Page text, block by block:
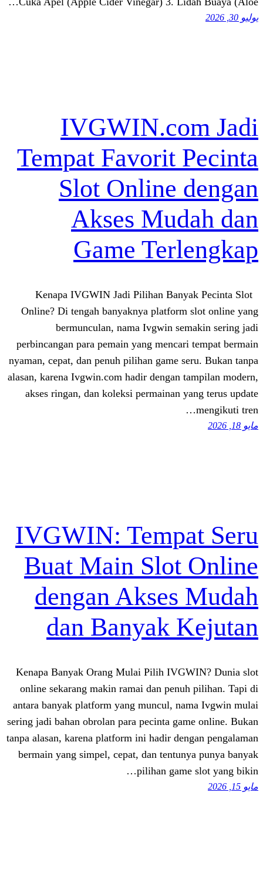
Tempat Favorit
Slot Online
Akses
Game
Kenapa IVGWIN Jadi Pilihan
Online? Di tengah banyaknya
bermunculan, nama Ivgwin
perbincangan para pemain yang
nyaman, cepat, dan penuh pilihan game
alasan, karena Ivgwin.com hadir dengan
akses ringan, dan koleksi permainan
IVGWIN:
Buat Main
dengan
dan Banyak
Kenapa Banyak Orang Mulai Pilih
online sekarang makin ramai dan
antara banyak platform yang muncul,
sering jadi bahan obrolan para pecinta
tanpa alasan, karena platform ini hadir
bermain yang simpel, cepat, dan
pilihan